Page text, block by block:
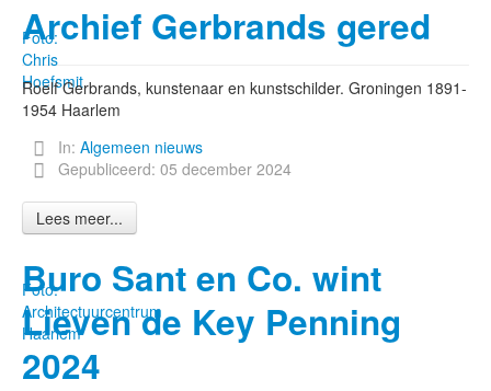
Foto:
Chris
Hoefsmit
Archief Gerbrands gered
Roelf Gerbrands, kunstenaar en kunstschilder. Groningen 1891-
1954 Haarlem
In: Algemeen nieuws
Gepubliceerd: 05 december 2024
Lees meer...
Foto:
Architectuurcentrum
Haarlem
Buro Sant en Co. wint
Lieven de Key Penning
2024